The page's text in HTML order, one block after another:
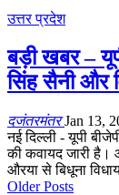
उत्तर प्रदेश
बड़ी खबर –
सिंह सैनी और
दजंतरमंतरJan 13,
नई दिल्ली - यूपी
की कवायद जारी
औरया से बिधूना
Older Posts